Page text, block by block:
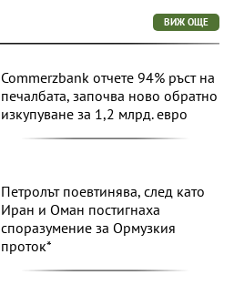
ВИЖ ОЩЕ
Commerzbank отчете 94% ръст на
печалбата, започва ново обратно
изкупуване за 1,2 млрд. евро
Петролът поевтинява, след като
Иран и Оман постигнаха
споразумение за Ормузкия
проток*